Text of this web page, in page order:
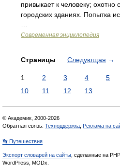
привыкает к человеку; охотно
городских зданиях. Попытка
Современная энциклопедия
Страницы Следующая →
1 2 3 4 5
10
11 12 13
© Академик, 2000-2026
Обратная связь: Техподдержка Реклама на
👣 Путешествия
Экспорт словарей на сайты , сделанные на PHP,
WordPress, MODx.